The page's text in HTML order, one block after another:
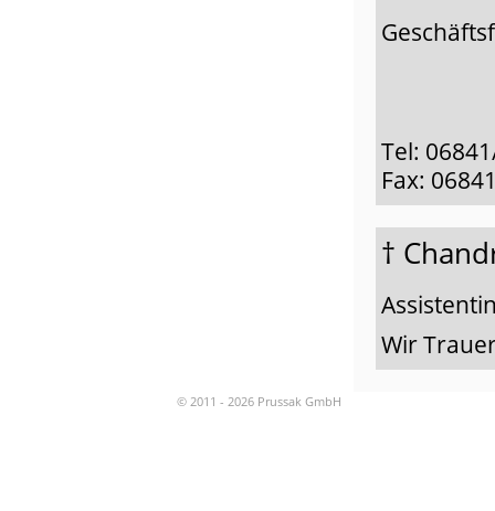
Tel:
Fax:
†
Wir
© 2011 - 2026 Prussak GmbH